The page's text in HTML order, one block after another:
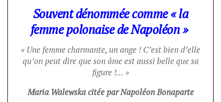
Souvent dénommée comme « la
femme polonaise de Napoléon »
« Une femme charmante, un ange ! C’est bien d’elle
qu’on peut dire que son âme est aussi belle que sa
figure !… »
Maria Walewska citée par Napoléon Bonaparte